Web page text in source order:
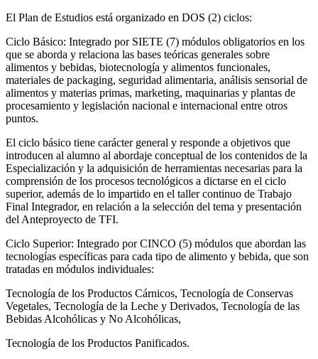
El Plan de Estudios está organizado en DOS (2) ciclos:
Ciclo Básico: Integrado por SIETE (7) módulos obligatorios en los
que se aborda y relaciona las bases teóricas generales sobre
alimentos y bebidas, biotecnología y alimentos funcionales,
materiales de packaging, seguridad alimentaria, análisis sensorial de
alimentos y materias primas, marketing, maquinarias y plantas de
procesamiento y legislación nacional e internacional entre otros
puntos.
El ciclo básico tiene carácter general y responde a objetivos que
introducen al alumno al abordaje conceptual de los contenidos de la
Especialización y la adquisición de herramientas necesarias para la
comprensión de los procesos tecnológicos a dictarse en el ciclo
superior, además de lo impartido en el taller continuo de Trabajo
Final Integrador, en relación a la selección del tema y presentación
del Anteproyecto de TFI.
Ciclo Superior: Integrado por CINCO (5) módulos que abordan las
tecnologías específicas para cada tipo de alimento y bebida, que son
tratadas en módulos individuales:
Tecnología de los Productos Cárnicos, Tecnología de Conservas
Vegetales, Tecnología de la Leche y Derivados, Tecnología de las
Bebidas Alcohólicas y No Alcohólicas,
Tecnología de los Productos Panificados.